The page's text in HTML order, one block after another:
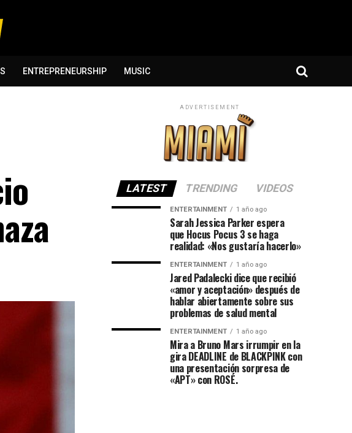
ENTREPRENEURSHIP MUSIC
ADVERTISEMENT
LATEST TRENDING VIDEOS
ENTERTAINMENT 1 año ago
Sarah Jessica Parker espera
que Hocus Pocus 3 se haga
realidad: «Nos gustaría hacerlo»
ENTERTAINMENT 1 año ago
Jared Padalecki dice que recibió
«amor y aceptación» después de
hablar abiertamente sobre sus
problemas de salud mental
ENTERTAINMENT 1 año ago
Mira a Bruno Mars irrumpir en la
gira DEADLINE de BLACKPINK con
una presentación sorpresa de
«APT» con ROSÉ.